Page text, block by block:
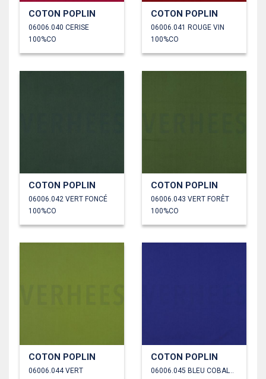
COTON POPLIN
06006.040 CERISE
100%CO
COTON POPLIN
06006.041 ROUGE VIN
100%CO
COTON POPLIN
06006.042 VERT FONCÉ
100%CO
COTON POPLIN
06006.043 VERT FORÊT
100%CO
COTON POPLIN
06006.044 VERT
COTON POPLIN